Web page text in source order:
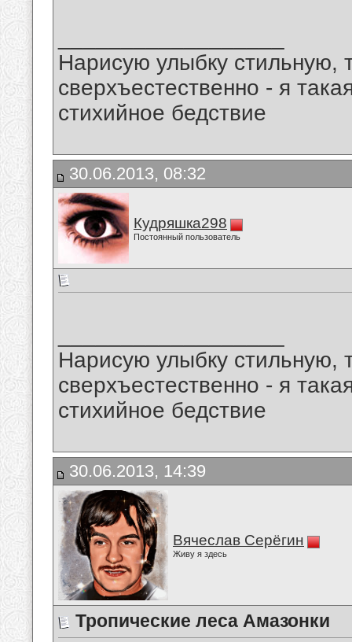
Нарисую улыбку стильную,
сверхъестественно - я
стихийное бедствие
30.06.2013, 08:32
Кудряшка298
Постоянный пользователь
Нарисую улыбку стильную,
сверхъестественно - я
стихийное бедствие
30.06.2013, 14:39
Вячеслав Серёгин
Живу я здесь
Тропические леса Амазонки